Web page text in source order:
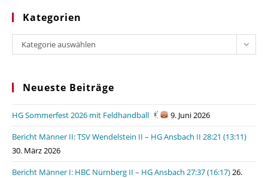
Kategorien
Kategorien
Kategorie auswählen
Neueste Beiträge
HG Sommerfest 2026 mit Feldhandball
9. Juni 2026
Bericht Männer II: TSV Wendelstein II – HG Ansbach II 28:21 (13:11)
30. März 2026
Bericht Männer I: HBC Nürnberg II – HG Ansbach 27:37 (16:17)26.